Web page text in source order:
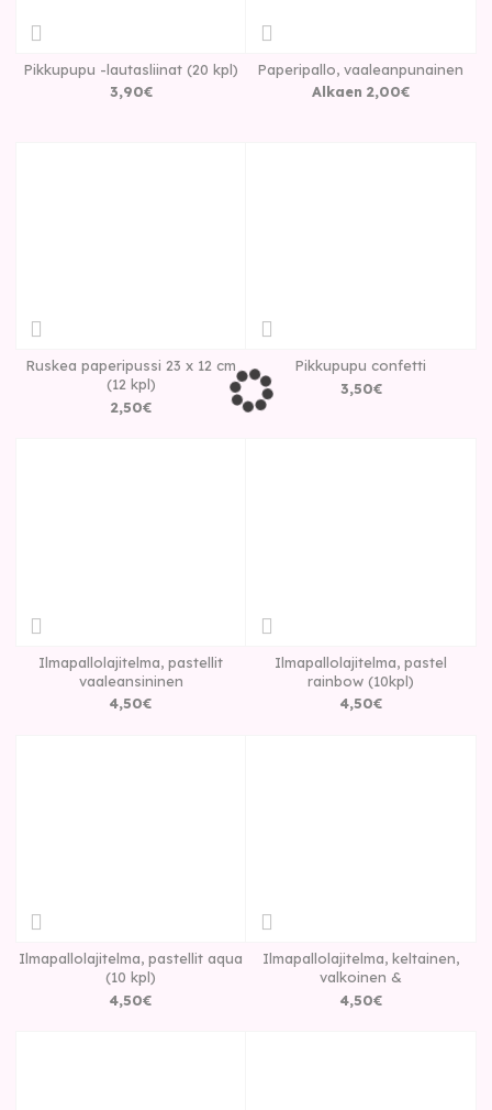
Pikkupupu -lautasliinat (20 kpl)
3,90€
Paperipallo, vaaleanpunainen
Alkaen 2,00€
Ruskea paperipussi 23 x 12 cm
(12 kpl)
2,50€
Pikkupupu confetti
3,50€
Ilmapallolajitelma, pastellit
vaaleansininen
4,50€
Ilmapallolajitelma, pastel
rainbow (10kpl)
4,50€
Ilmapallolajitelma, pastellit aqua
(10 kpl)
4,50€
Ilmapallolajitelma, keltainen,
valkoinen &
4,50€